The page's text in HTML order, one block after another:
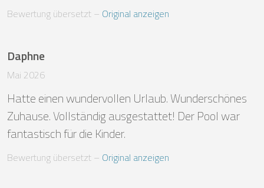
Bewertung übersetzt – Original anzeigen
Daphne
Mai 2026
Hatte einen wundervollen Urlaub. Wunderschönes
Zuhause. Vollständig ausgestattet! Der Pool war
fantastisch für die Kinder.
Bewertung übersetzt – Original anzeigen